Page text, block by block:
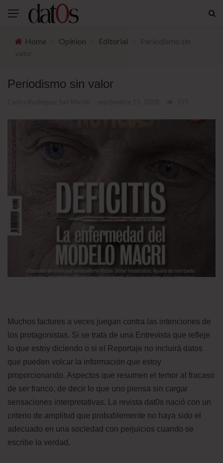
Home Opinion Editorial
Periodismo sin valor
Muchos factores a veces juegan contra las intenciones de
los protagonistas. Si se trata de una Entrevista que refleje
lo que estoy diciendo o si el Reportaje no incluirá datos
que pueden volcar la información que estoy
proporcionando. Aspectos que resumen el temor al fracaso
de ser franco, de decir lo que uno piensa sin cargar
sensaciones interpretativas. La revista dat0s nació con un
criterio de amplitud que probablemente no haya sido el
adecuado en una sociedad con perjuicios cuando se
escribe la verdad.